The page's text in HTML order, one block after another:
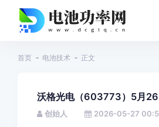
首页 电池技术 正文
沃格光电（603773）5月
创始人 2026-05-27